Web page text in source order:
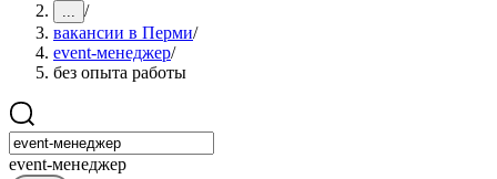
... /
вакансии в Перми/
event-менеджер/
без опыта работы
event-менеджер